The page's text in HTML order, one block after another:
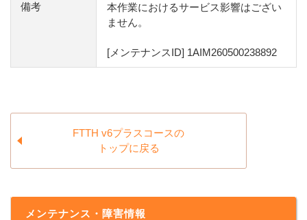
備考
本作業におけるサービス影響はござい
ません。
[メンテナンスID] 1AIM260500238892
FTTH v6プラスコースの
トップに戻る
メンテナンス・障害情報